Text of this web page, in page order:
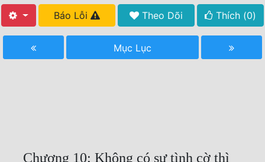
Hoàn Thành Báo Lỗi Theo Dõi Thích (0)
Mục Lục